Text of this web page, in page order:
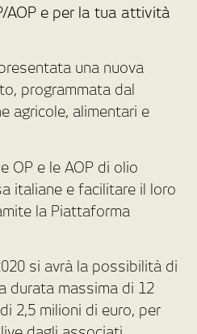
AOP e per la tua attività
una nuova
programmata dal
agricole, alimentari e
OP e le AOP di olio
italiane e facilitare il loro
la Piattaforma
si avrà la possibilità di
durata massima di 12
2,5 milioni di euro, per